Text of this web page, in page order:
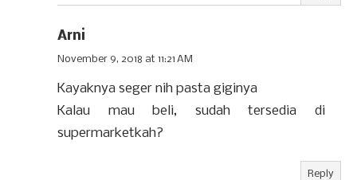
Arni
November 9, 2018 at 11:21 AM
Kayaknya seger nih pasta giginya
Kalau mau beli, sudah tersedia di
supermarketkah?
Reply